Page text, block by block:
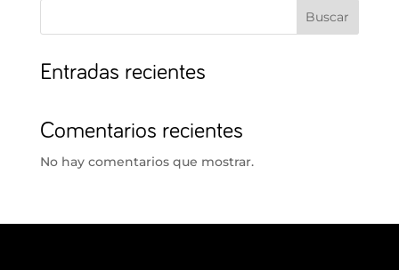
Buscar
Entradas recientes
Comentarios recientes
No hay comentarios que mostrar.